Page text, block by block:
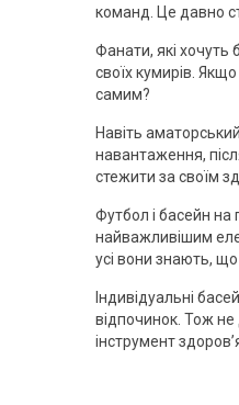
команд. Це давно
Фанати, які хочуть
своїх кумирів.
самим?
Навіть
навантаження,
стежити за своїм
Футбол і басейн на
найважливішим
усі вони знають,
Індивідуальні
відпочинок. Тож
інструмент